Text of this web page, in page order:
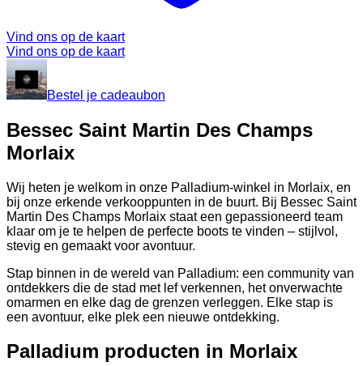
Vind ons op de kaart
Vind ons op de kaart
Bestel je cadeaubon
Bessec Saint Martin Des Champs
Morlaix
Wij heten je welkom in onze Palladium-winkel in Morlaix, en
bij onze erkende verkooppunten in de buurt. Bij Bessec Saint
Martin Des Champs Morlaix staat een gepassioneerd team
klaar om je te helpen de perfecte boots te vinden – stijlvol,
stevig en gemaakt voor avontuur.
Stap binnen in de wereld van Palladium: een community van
ontdekkers die de stad met lef verkennen, het onverwachte
omarmen en elke dag de grenzen verleggen. Elke stap is
een avontuur, elke plek een nieuwe ontdekking.
Palladium producten in Morlaix